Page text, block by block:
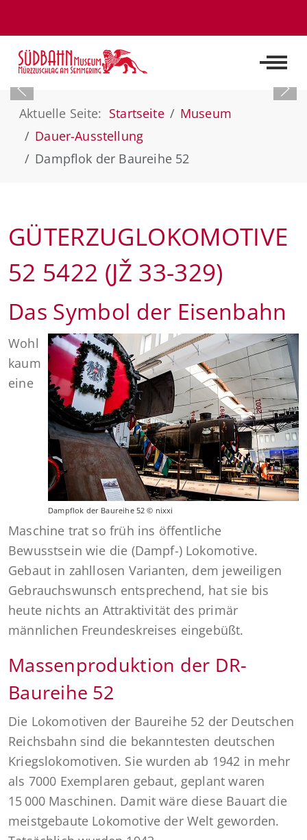
Off-
Aktuelle Seite: Startseite
Museum
Dauer-Ausstellung
Dampflok der Baureihe 52
GÜTERZUGLOKOMOTIVE
52 5422 (JŽ 33-329)
Das Symbol der Eisenbahn
Dampflok der Baureihe 52 © nixxi
Wohl
kaum
eine
Maschine trat so früh ins öffentliche
Bewusstsein wie die (Dampf-) Lokomotive.
Gebaut in zahllosen Varianten, dem jeweiligen
Gebrauchswunsch entsprechend, hat sie bis
heute nichts an Attraktivität des primär
männlichen Freundeskreises eingebüßt.
Massenproduktion der DR-
Baureihe 52
Die Lokomotiven der Baureihe 52 der Deutschen
Reichsbahn sind die bekanntesten deutschen
Kriegslokomotiven. Sie wurden ab 1942 in mehr
als 7000 Exemplaren gebaut, geplant waren
15 000 Maschinen. Damit wäre diese Bauart die
meistgebaute Lokomotive der Welt geworden.